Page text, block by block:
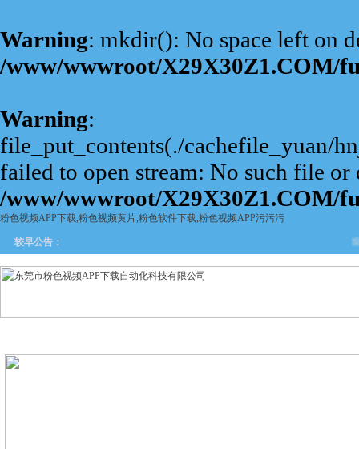
Warning: mkdir(): No space left on
/www/wwwroot/X29X30Z1.COM/
Warning:
file_put_contents(./cachefile_yuan/
failed to open stream: No such file
/www/wwwroot/X29X30Z1.COM/
粉色视频APP下载,粉色视频黄片,粉色软件下载,粉色视频APP污污污
较早公告： 旋
下载